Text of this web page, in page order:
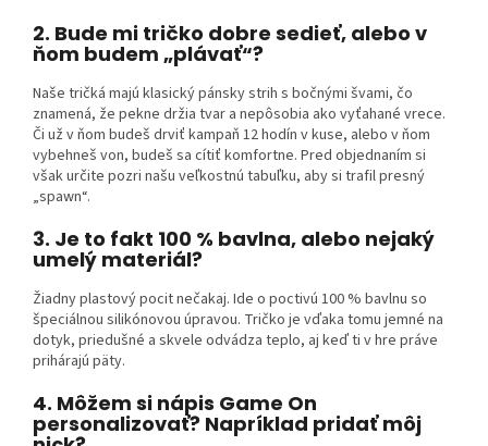
2. Bude mi tričko dobre sedieť, alebo v
ňom budem „plávať“?
Naše tričká majú klasický pánsky strih s bočnými švami, čo
znamená, že pekne držia tvar a nepôsobia ako vyťahané vrece.
Či už v ňom budeš drviť kampaň 12 hodín v kuse, alebo v ňom
vybehneš von, budeš sa cítiť komfortne. Pred objednaním si
však určite pozri našu veľkostnú tabuľku, aby si trafil presný
„spawn“.
3. Je to fakt 100 % bavlna, alebo nejaký
umelý materiál?
Žiadny plastový pocit nečakaj. Ide o poctivú 100 % bavlnu so
špeciálnou silikónovou úpravou. Tričko je vďaka tomu jemné na
dotyk, priedušné a skvele odvádza teplo, aj keď ti v hre práve
prihárajú päty.
4. Môžem si nápis Game On
personalizovať? Napríklad pridať môj